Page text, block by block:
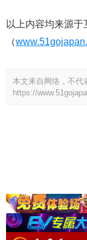
以上内容均来源
（
本文来自网络，不代
https://